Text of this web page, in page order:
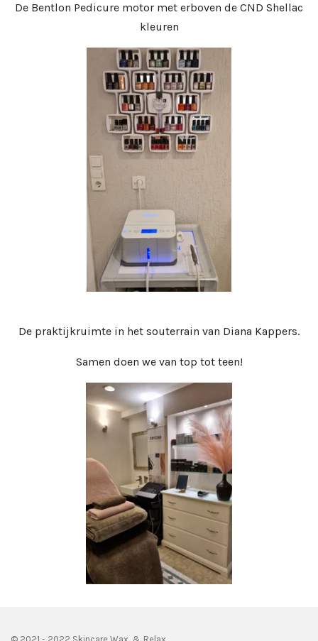
De Bentlon Pedicure motor met erboven de CND Shellac
kleuren
De praktijkruimte in het souterrain van Diana Kappers.
Samen doen we van top tot teen!